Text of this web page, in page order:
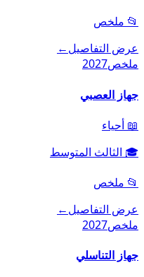
📂 ملخص
عرض التفاصيل←
ملخص2027
جهاز العصبي
📖 أحياء
🎓 الثالث المتوسط
📂 ملخص
عرض التفاصيل←
ملخص2027
جهاز التناسلي